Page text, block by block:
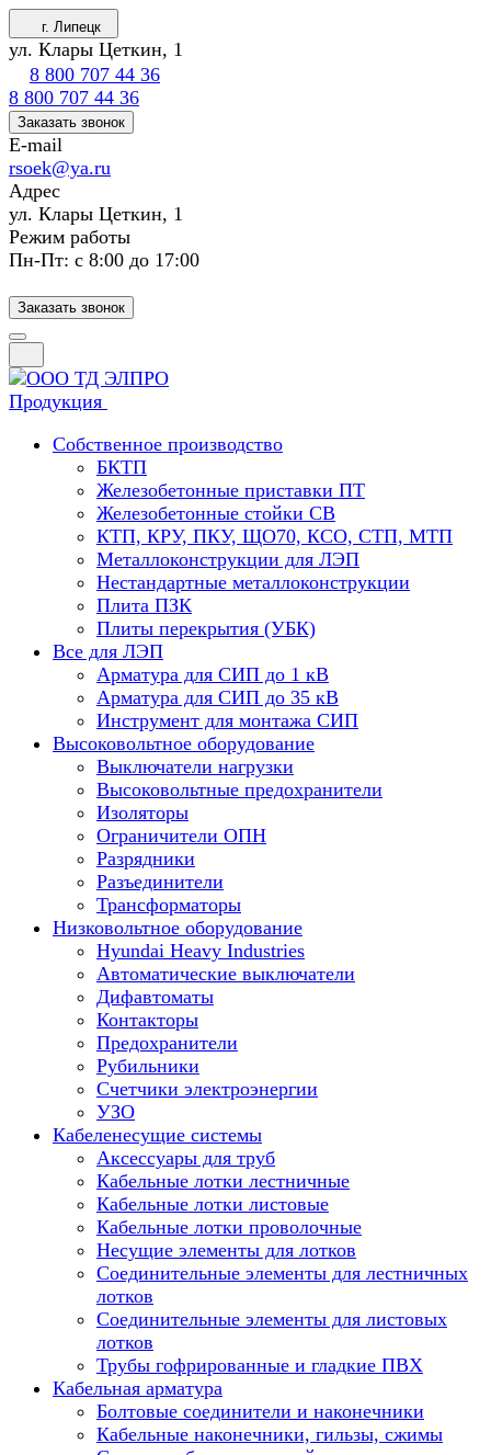
г. Липецк
ул. Клары Цеткин, 1
8 800 707 44 36
8 800 707 44 36
Заказать звонок
E-mail
rsoek@ya.ru
Адрес
ул. Клары Цеткин, 1
Режим работы
Пн-Пт: с 8:00 до 17:00
Заказать звонок
Продукция
Собственное производство
БКТП
Железобетонные приставки ПТ
Железобетонные стойки СВ
КТП, КРУ, ПКУ, ЩО70, КСО, СТП, МТП
Металлоконструкции для ЛЭП
Нестандартные металлоконструкции
Плита ПЗК
Плиты перекрытия (УБК)
Все для ЛЭП
Арматура для СИП до 1 кВ
Арматура для СИП до 35 кВ
Инструмент для монтажа СИП
Высоковольтное оборудование
Выключатели нагрузки
Высоковольтные предохранители
Изоляторы
Ограничители ОПН
Разрядники
Разъединители
Трансформаторы
Низковольтное оборудование
Hyundai Heavy Industries
Автоматические выключатели
Дифавтоматы
Контакторы
Предохранители
Рубильники
Счетчики электроэнергии
УЗО
Кабеленесущие системы
Аксессуары для труб
Кабельные лотки лестничные
Кабельные лотки листовые
Кабельные лотки проволочные
Несущие элементы для лотков
Соединительные элементы для лестничных
лотков
Соединительные элементы для листовых
лотков
Трубы гофрированные и гладкие ПВХ
Кабельная арматура
Болтовые соединители и наконечники
Кабельные наконечники, гильзы, сжимы